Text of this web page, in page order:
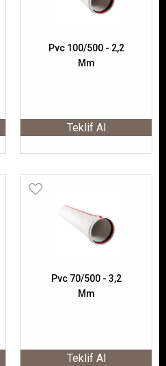
Pvc 100/500 - 2,2
Mm
Teklif Al
Pvc 70/500 - 3,2
Mm
Teklif Al